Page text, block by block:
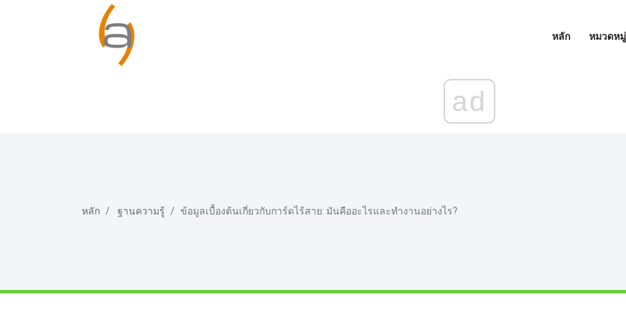
หลัก หมวดหมู่
ad
หลัก ฐานความรู้ ข้อมูลเบื้องต้นเกี่ยวกับการ์ดไร้สาย: มันคืออะไรและทำงานอย่างไร?